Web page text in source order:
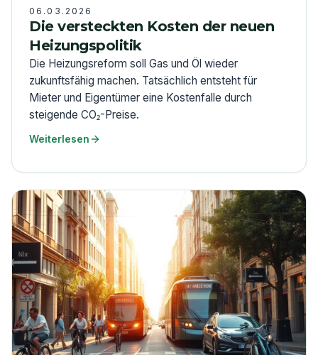
06.03.2026
Die versteckten Kosten der neuen
Heizungspolitik
Die Heizungsreform soll Gas und Öl wieder
zukunftsfähig machen. Tatsächlich entsteht für
Mieter und Eigentümer eine Kostenfalle durch
steigende CO₂-Preise.
Weiterlesen